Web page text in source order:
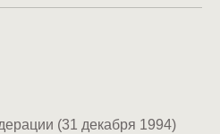
(31 декабря 1994)